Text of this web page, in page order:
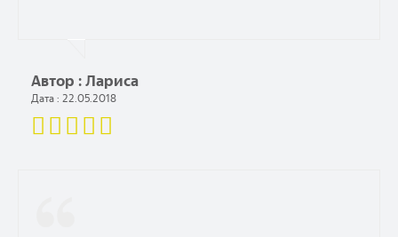
Автор : Лариса
Дата : 22.05.2018